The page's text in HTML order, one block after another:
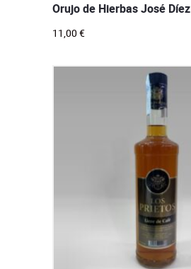
Orujo de Hierbas José Díez
11,00 €